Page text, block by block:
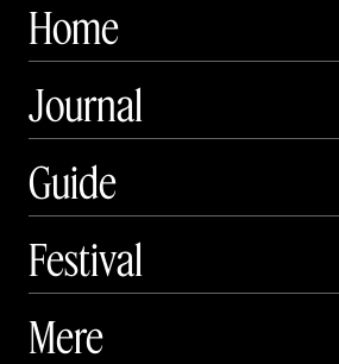
Home
Journal
Guide
Festival
 Art Matter Festival
Mere